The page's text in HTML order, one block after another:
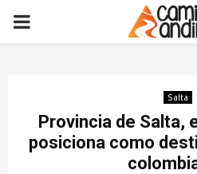
PRIMARY
Salta
Provincia de Salta,
posiciona como